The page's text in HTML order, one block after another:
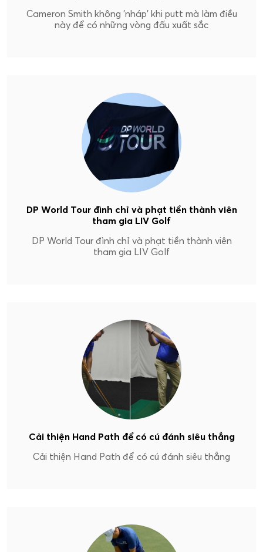
Cameron Smith không 'nháp' khi putt mà làm điều
này để có những vòng đấu xuất sắc
DP World Tour đình chỉ và phạt tiền thành viên
tham gia LIV Golf
DP World Tour đình chỉ và phạt tiền thành viên
tham gia LIV Golf
Cải thiện Hand Path để có cú đánh siêu thẳng
Cải thiện Hand Path để có cú đánh siêu thẳng